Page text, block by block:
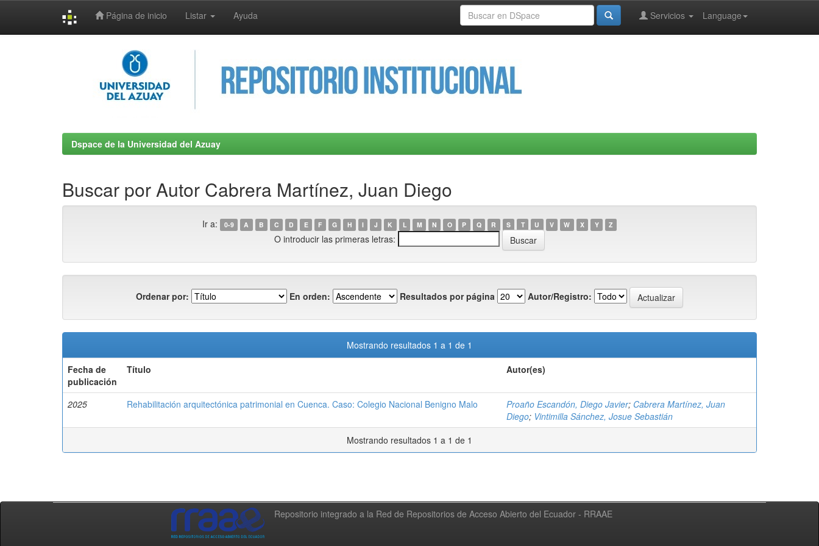
Página de inicio Listar Ayuda Language
Servicios
Dspace de la Universidad del Azuay
Buscar por Autor Cabrera Martínez, Juan Diego
Ir a: 0-9 A B C D E F G H I J K L M N O P Q R S T U V W X Y Z
O introducir las primeras letras:
Ordenar por: En orden: Resultados por página Autor/Registro:
Mostrando resultados 1 a 1 de 1
Fecha de
publicación
Título Autor(es)
2025 Rehabilitación arquitectónica patrimonial en Cuenca. Caso: Colegio Nacional Benigno Malo Proaño Escandón, Diego Javier; Cabrera Martínez, Juan
Diego; Vintimilla Sánchez, Josue Sebastián
Mostrando resultados 1 a 1 de 1
Repositorio integrado a la Red de Repositorios de Acceso Abierto del Ecuador - RRAAE